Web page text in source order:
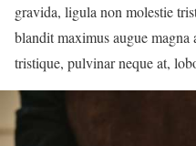
gravida, ligula non molestie
blandit maximus augue
tristique, pulvinar neque at,